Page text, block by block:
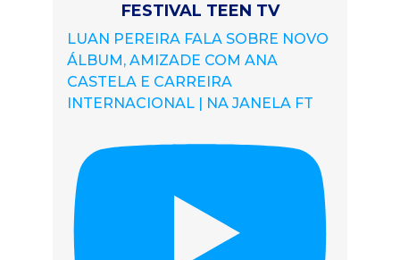
FESTIVAL TEEN TV
LUAN PEREIRA FALA SOBRE NOVO
ÁLBUM, AMIZADE COM ANA
CASTELA E CARREIRA
INTERNACIONAL | NA JANELA FT